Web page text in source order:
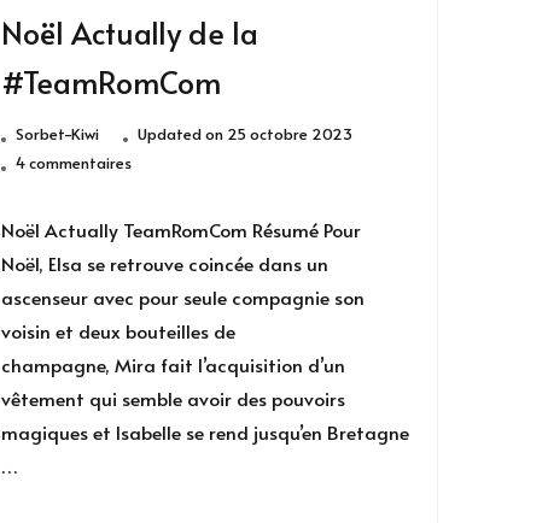
Noël Actually de la
#TeamRomCom
Sorbet-Kiwi Updated on 25 octobre 2023
4 commentairessur
Actually
la
#TeamRomCom
Noël Actually TeamRomCom Résumé Pour
Noël, Elsa se retrouve coincée dans un
ascenseur avec pour seule compagnie son
voisin et deux bouteilles de
champagne, Mira fait l’acquisition d’un
vêtement qui semble avoir des pouvoirs
magiques et Isabelle se rend jusqu’en Bretagne
…